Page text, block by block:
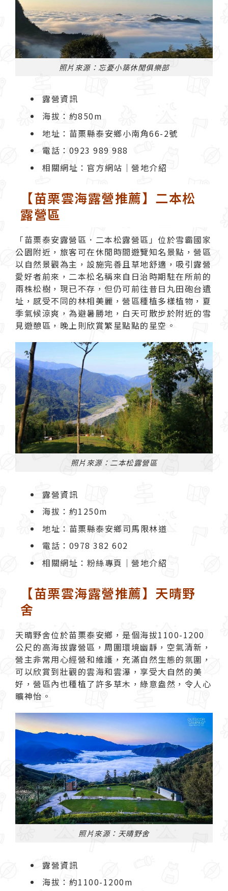
照片來源：忘憂小築休閒俱樂部
露營資訊
海拔：約850m
地址：苗栗縣泰安鄉小南角66-2號
電話：0923 989 988
相關網址： 官方網站 ｜ 營地介紹
【苗栗雲海露營推薦】二本松
露營區
「苗栗泰安露營區． 二本松露營區」位於雪霸國家
公園附近，旅客可在休閒時間遊覽知名景點，營區
以自然景觀為主，設施完善且草地舒適，吸引露營
愛好者前來，二本松名稱來自日治時期駐在所前的
兩株松樹，現已不存，但仍可前往昔日丸田砲台遺
址，感受不同的林相美麗，營區種植多樣植物，夏
季氣候涼爽，為避暑勝地，白天可散步於附近的雪
見遊憩區，晚上則欣賞繁星點點的星空。
照片來源：二本松露營區
露營資訊
海拔：約1250m
地址：苗栗縣泰安鄉司馬限林道
電話：0978 382 602
相關網址： 粉絲專頁 ｜ 營地介紹
【苗栗雲海露營推薦】天晴野
舍
天晴野舍位於苗栗泰安鄉，是個海拔1100-1200
公尺的高海拔露營區，周圍環境幽靜，空氣清新，
營主非常用心經營和維護，充滿自然生態的氛圍，
可以欣賞到壯觀的雲海和雲瀑，享受大自然的美
好，營區內也種植了許多草木，綠意盎然，令人心
曠神怡。
照片來源：天晴野舍
露營資訊
海拔：約1100-1200m